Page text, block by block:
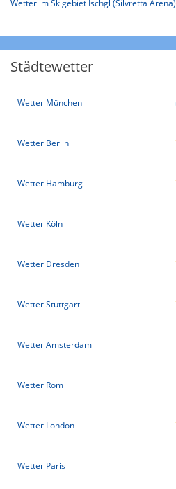
Wetter im Skigebiet Ischgl (Silvretta Arena)
Städtewetter
Wetter München
Wetter Berlin
Wetter Hamburg
Wetter Köln
Wetter Dresden
Wetter Stuttgart
Wetter Amsterdam
Wetter Rom
Wetter London
Wetter Paris